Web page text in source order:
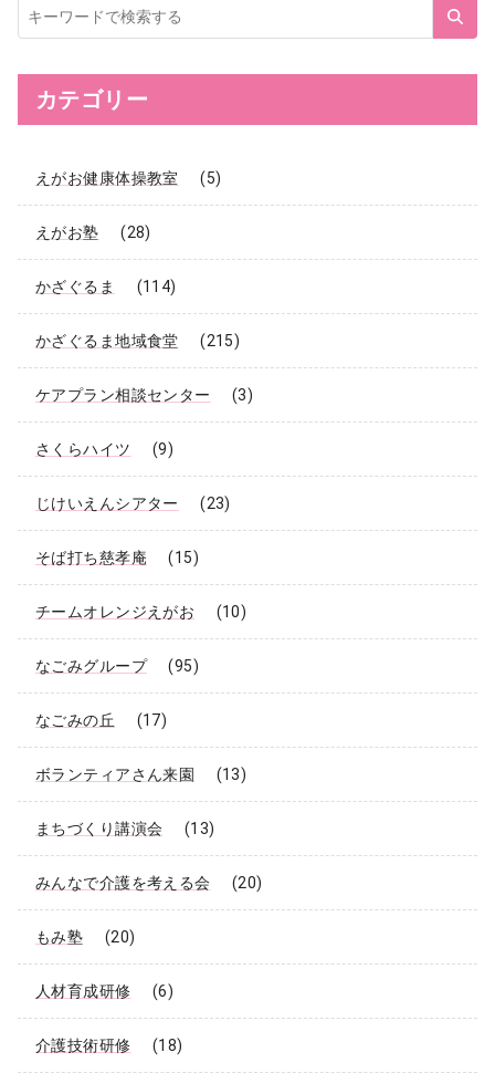
イ
ト
検
カテゴリー
えがお健康体操教室 (5)
えがお塾 (28)
かざぐるま (114)
かざぐるま地域食堂 (215)
ケアプラン相談センター (3)
さくらハイツ (9)
じけいえんシアター (23)
そば打ち慈孝庵 (15)
チームオレンジえがお (10)
なごみグループ (95)
なごみの丘 (17)
ボランティアさん来園 (13)
まちづくり講演会 (13)
みんなで介護を考える会 (20)
もみ塾 (20)
人材育成研修 (6)
介護技術研修 (18)